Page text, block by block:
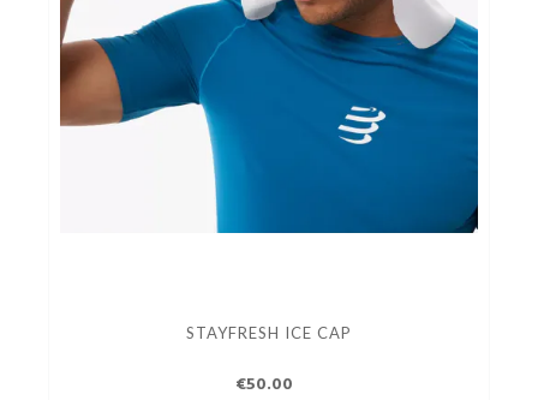
foot lab
STAYFRESH ICE CAP
€50.00